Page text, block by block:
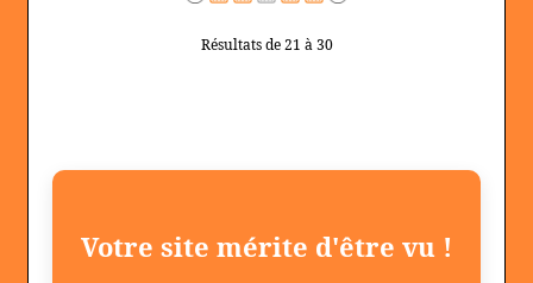
Résultats de 21 à 30
Votre site mérite d'être vu !